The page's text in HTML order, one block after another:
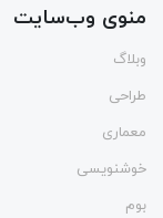
منوی وب‌سایت
وبلاگ
طراحی
معماری
خوشنویسی
بوم